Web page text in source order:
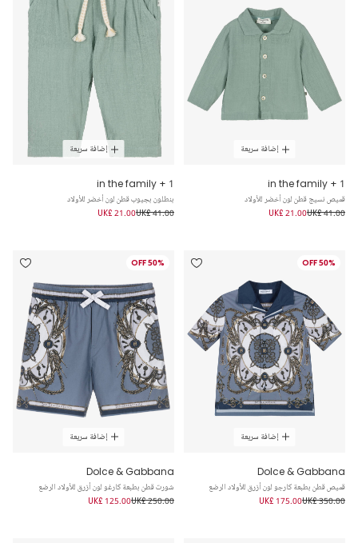
إضافة سريعة
1 + in the family
قميص نسيج قطن لون أخضر للأولاد
UK£ 41.00
UK£ 21.00
إضافة سريعة
1 + in the family
بنطلون بجيوب قطن لون أخضر للأولاد
UK£ 41.00
UK£ 21.00
50% OFF
إضافة سريعة
Dolce & Gabbana
قميص قطن بطبعة كارجو لون أزرق للأولاد الرضع
UK£ 350.00
UK£ 175.00
50% OFF
إضافة سريعة
Dolce & Gabbana
شورت قطن بطبعة كارغو لون أزرق للأولاد الرضع
UK£ 250.00
UK£ 125.00